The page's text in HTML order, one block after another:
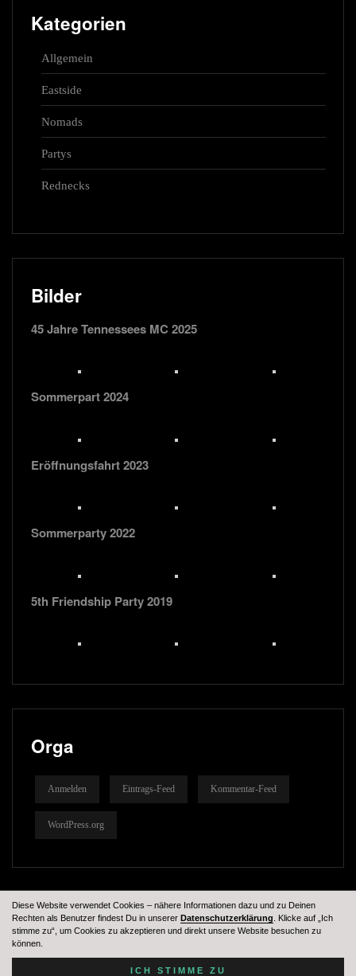
Diese Website verwendet Cookies – nähere Informationen dazu und zu Deinen
Rechten als Benutzer findest Du in unserer Datenschutzerklärung . Klicke auf „Ich
stimme zu“, um Cookies zu akzeptieren und direkt unsere Website besuchen zu
können.
ICH STIMME ZU
Kategorien
Allgemein
Eastside
Nomads
Partys
Rednecks
Bilder
45 Jahre Tennessees MC 2025
Sommerpart 2024
Eröffnungsfahrt 2023
Sommerparty 2022
5th Friendship Party 2019
Orga
Anmelden Eintrags-Feed Kommentar-Feed
WordPress.org
Tennessees MC © 2024